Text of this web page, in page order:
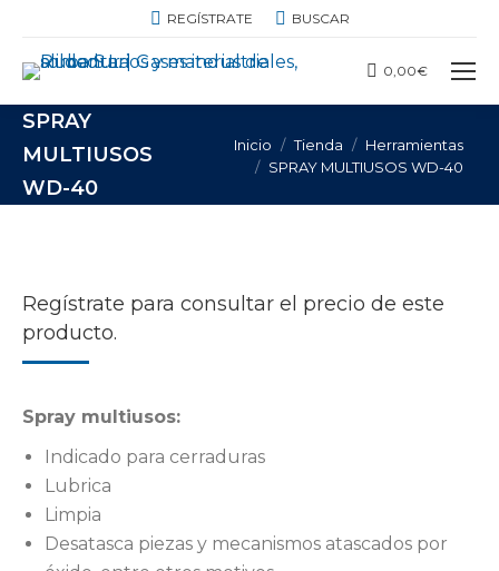
REGÍSTRATE BUSCAR:
BUSCAR
0,00€
SPRAY
MULTIUSOS
WD-40
Estás aquí:
Inicio Tienda
Herramientas
SPRAY MULTIUSOS WD-40
Regístrate para consultar el precio de este
producto.
Spray multiusos:
Indicado para cerraduras
Lubrica
Limpia
Desatasca piezas y mecanismos atascados por